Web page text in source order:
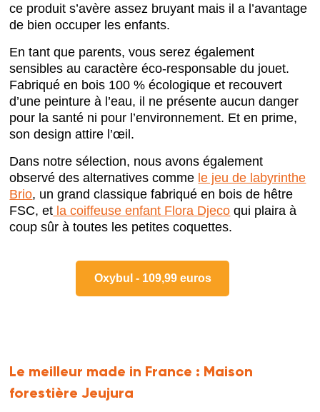
ce produit s’avère assez bruyant mais il a l’avantage
de bien occuper les enfants.
En tant que parents, vous serez également
sensibles au caractère éco-responsable du jouet.
Fabriqué en bois 100 % écologique et recouvert
d’une peinture à l’eau, il ne présente aucun danger
pour la santé ni pour l’environnement. Et en prime,
son design attire l’œil.
Dans notre sélection, nous avons également
observé des alternatives comme le jeu de labyrinthe
Brio, un grand classique fabriqué en bois de hêtre
FSC, et la coiffeuse enfant Flora Djeco qui plaira à
coup sûr à toutes les petites coquettes.
Oxybul - 109,99 euros
Le meilleur made in France : Maison
forestière Jeujura